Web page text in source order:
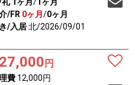
/FR 0ヶ月 /0ヶ月
/入居北/2026/09/01
円
費12,000円